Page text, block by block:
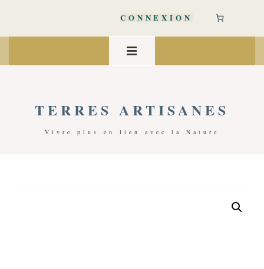
contenu
CONNEXION
TERRES ARTISANES
Vivre plus en lien avec la Nature